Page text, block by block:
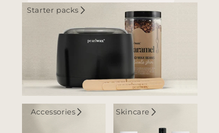
Starter packs
Accessories Skincare